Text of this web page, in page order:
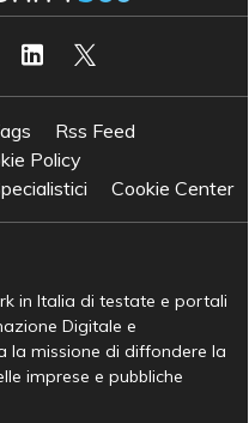
Rss Feed
Policy
Cookie Center
in Italia di testate e portali
Digitale e
la missione di diffondere la
imprese e pubbliche